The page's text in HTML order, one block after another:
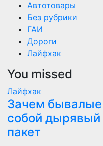
Автотовары
Без рубрики
ГАИ
Дороги
Лайфхак
You missed
Лайфхак
Зачем бывалые
собой дырявый
пакет